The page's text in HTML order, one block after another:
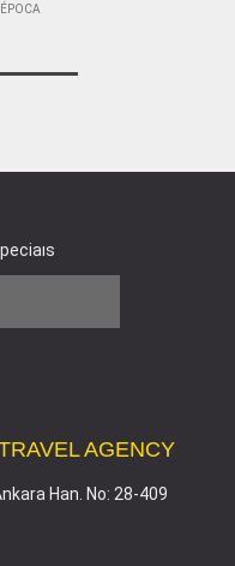
AGENCY
Han. No: 28-409